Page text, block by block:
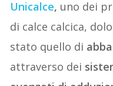
Unicalce, uno dei
di calce calcica,
stato quello di
attraverso dei